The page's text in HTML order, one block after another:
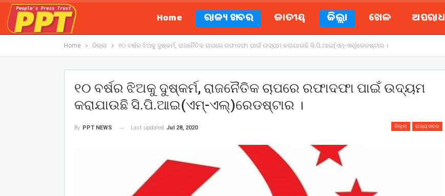
Home ରାଜ୍ୟ ଖବର ଜାତୀୟ ଜିଲ୍ଲା ଖେଳ ଅପରାଧ
Home ଜିଲ୍ଲା ୧୦ ବର୍ଷର ଝିଅକୁ ଦୁଷ୍କର୍ମ, ରାଜନୈତିକ ଚାପରେ ରଫାଦଫା ପାଇଁ ଉଦ୍ୟମ କରାଯାଉଛି ସି.ପି.ଆଇ(ଏମ୍-ଏଲ୍)ରେଡଷ୍ଟାର ।
୧୦ ବର୍ଷର ଝିଅକୁ ଦୁଷ୍କର୍ମ, ରାଜନୈତିକ ଚାପରେ ରଫାଦଫା ପାଇଁ ଉଦ୍ୟମ
କରାଯାଉଛି ସି.ପି.ଆଇ(ଏମ୍-ଏଲ୍)ରେଡଷ୍ଟାର ।
ଜିଲ୍ଲା ରାଜ୍ୟ ଖବର
By PPT NEWS Last updated Jul 28, 2020